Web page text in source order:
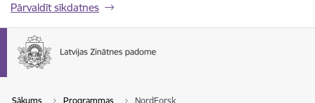
Pārvaldīt sīkdatnes
Sākums Programmas NordForsk